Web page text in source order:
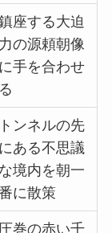
座する大迫
力の源頼朝像
に手を合わせ
る
トンネルの先
にある不思議
な境内を朝一
に散策
圧巻の赤い千